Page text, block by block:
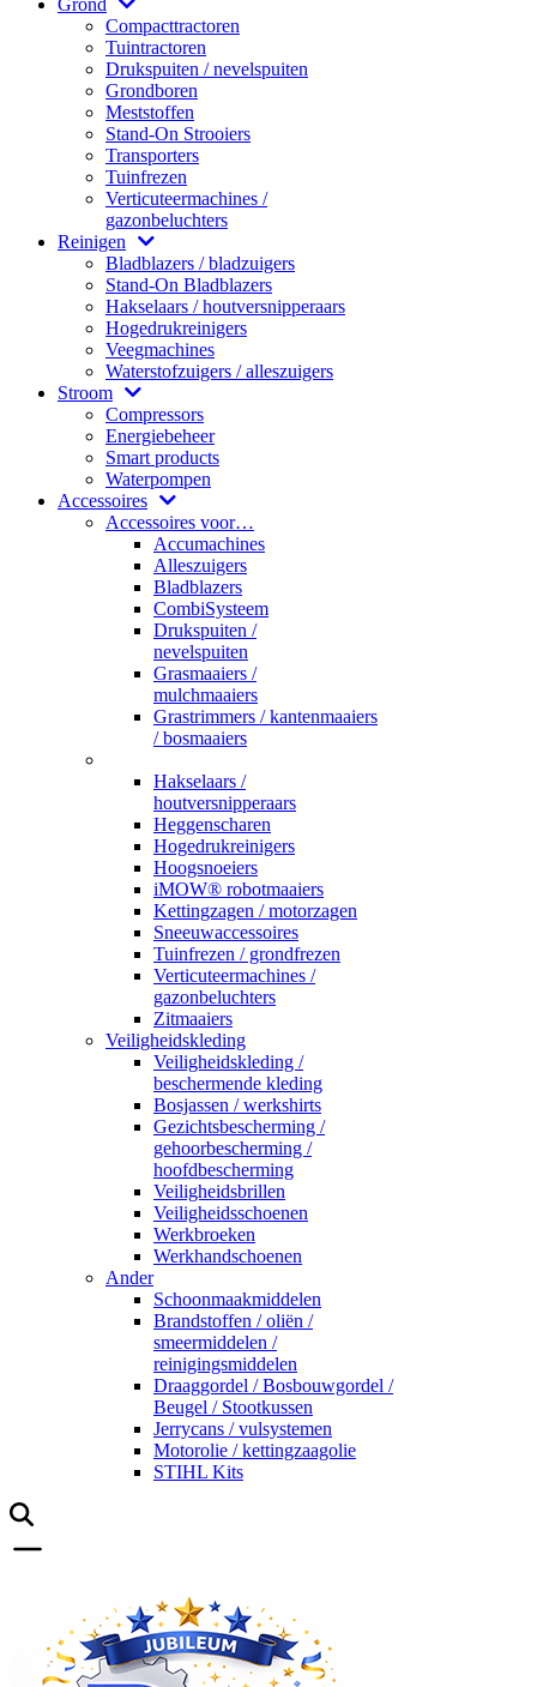
Grond
Compacttractoren
Tuintractoren
Drukspuiten / nevelspuiten
Grondboren
Meststoffen
Stand-On Strooiers
Transporters
Tuinfrezen
Verticuteermachines /
gazonbeluchters
Reinigen
Bladblazers / bladzuigers
Stand-On Bladblazers
Hakselaars / houtversnipperaars
Hogedrukreinigers
Veegmachines
Waterstofzuigers / alleszuigers
Stroom
Compressors
Energiebeheer
Smart products
Waterpompen
Accessoires
Accessoires voor…
Accumachines
Alleszuigers
Bladblazers
CombiSysteem
Drukspuiten /
nevelspuiten
Grasmaaiers /
mulchmaaiers
Grastrimmers / kantenmaaiers
/ bosmaaiers
Hakselaars /
houtversnipperaars
Heggenscharen
Hogedrukreinigers
Hoogsnoeiers
iMOW® robotmaaiers
Kettingzagen / motorzagen
Sneeuwaccessoires
Tuinfrezen / grondfrezen
Verticuteermachines /
gazonbeluchters
Zitmaaiers
Veiligheidskleding
Veiligheidskleding /
beschermende kleding
Bosjassen / werkshirts
Gezichtsbescherming /
gehoorbescherming /
hoofdbescherming
Veiligheidsbrillen
Veiligheidsschoenen
Werkbroeken
Werkhandschoenen
Ander
Schoonmaakmiddelen
Brandstoffen / oliën /
smeermiddelen /
reinigingsmiddelen
Draaggordel / Bosbouwgordel /
Beugel / Stootkussen
Jerrycans / vulsystemen
Motorolie / kettingzaagolie
STIHL Kits